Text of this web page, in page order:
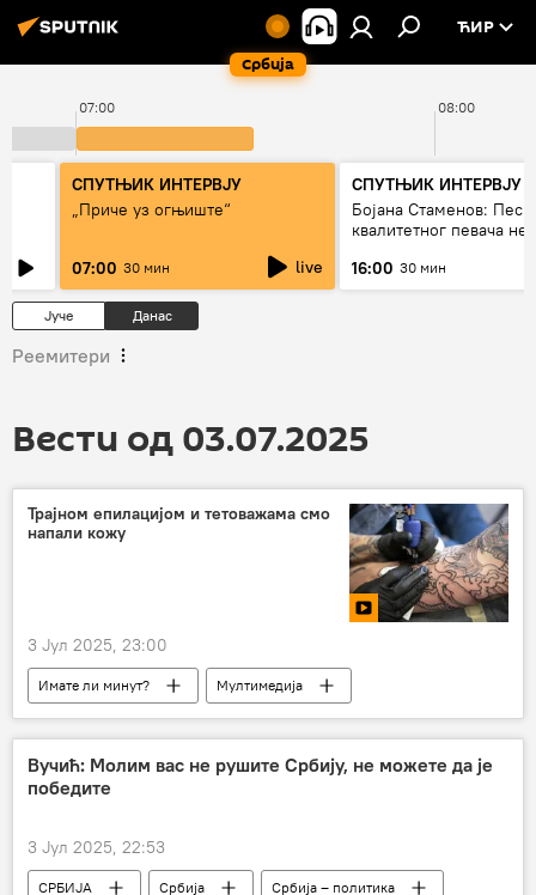
Србија
ЋИР
07:00 08:00
СПУТЊИК ИНТЕРВЈУ
„Приче уз огњиште“
07:00 30 мин live
СПУТЊИК ИНТЕРВЈУ
Бојана Стаменов:
квалитетног певача
16:00 30 мин
Јуче Данас
Реемитери
Вести од 03.07.2025
Трајном епилацијом и тетоважама смо
напали кожу
3 Јул 2025, 23:00
Имате ли минут? Мултимедија
Вучић: Молим вас не рушите Србију, не можете да је
победите
3 Јул 2025, 22:53
СРБИЈА Србија
Србија – политика